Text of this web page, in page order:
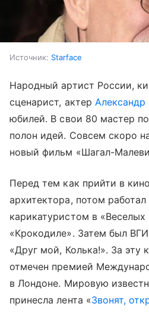
Источник: Starface
Народный артист России,
сценарист, актер
юбилей. В свои 80 мастер
полон идей. Совсем скоро
новый фильм «Шагал-
Перед тем как прийти в
архитектора, потом
карикатуристом в «Веселых
«Крокодиле». Затем был
«Друг мой, Колька!». За эту
отмечен премией
в Лондоне. Мировую
принесла лента «Звонят,